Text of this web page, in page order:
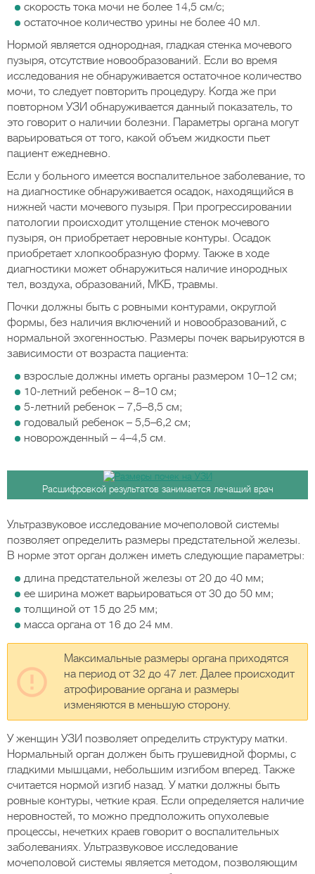
скорость тока мочи не более 14,5 см/с;
остаточное количество урины не более 40 мл.
Нормой является однородная, гладкая стенка мочевого
пузыря, отсутствие новообразований. Если во время
исследования не обнаруживается остаточное количество
мочи, то следует повторить процедуру. Когда же при
повторном УЗИ обнаруживается данный показатель, то
это говорит о наличии болезни. Параметры органа могут
варьироваться от того, какой объем жидкости пьет
пациент ежедневно.
Если у больного имеется воспалительное заболевание, то
на диагностике обнаруживается осадок, находящийся в
нижней части мочевого пузыря. При прогрессировании
патологии происходит утолщение стенок мочевого
пузыря, он приобретает неровные контуры. Осадок
приобретает хлопкообразную форму. Также в ходе
диагностики может обнаружиться наличие инородных
тел, воздуха, образований, МКБ, травмы.
Почки должны быть с ровными контурами, округлой
формы, без наличия включений и новообразований, с
нормальной эхогенностью. Размеры почек варьируются в
зависимости от возраста пациента:
взрослые должны иметь органы размером 10–12 см;
10-летний ребенок – 8–10 см;
5-летний ребенок – 7,5–8,5 см;
годовалый ребенок – 5,5–6,2 см;
новорожденный – 4–4,5 см.
Расшифровкой результатов занимается лечащий врач
Ультразвуковое исследование мочеполовой системы
позволяет определить размеры предстательной железы.
В норме этот орган должен иметь следующие параметры:
длина предстательной железы от 20 до 40 мм;
ее ширина может варьироваться от 30 до 50 мм;
толщиной от 15 до 25 мм;
масса органа от 16 до 24 мм.
Максимальные размеры органа приходятся
на период от 32 до 47 лет. Далее происходит
атрофирование органа и размеры
изменяются в меньшую сторону.
У женщин УЗИ позволяет определить структуру матки.
Нормальный орган должен быть грушевидной формы, с
гладкими мышцами, небольшим изгибом вперед. Также
считается нормой изгиб назад. У матки должны быть
ровные контуры, четкие края. Если определяется наличие
неровностей, то можно предположить опухолевые
процессы, нечетких краев говорит о воспалительных
заболеваниях. Ультразвуковое исследование
мочеполовой системы является методом, позволяющим